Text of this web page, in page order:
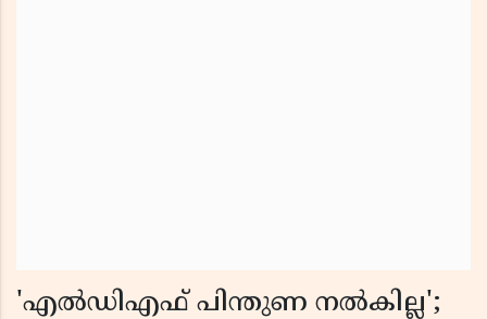
'എല്‍ഡിഎഫ് പിന്തുണ നൽകില്ല';